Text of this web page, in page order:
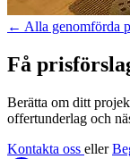
← Alla genomförda
Få
Berätta om ditt
offertunderlag och
Kontakta oss eller